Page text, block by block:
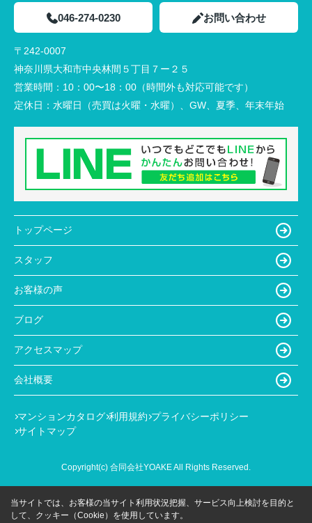
046-274-0230 お問い合わせ
〒242-0007
神奈川県大和市中央林間５丁目７ー２５
営業時間： 10：00〜18：00（時間外も対応可能です）
定休日： 水曜日（売買は火曜・水曜）、GW、夏季、年末年始
トップページ
スタッフ
お客様の声
ブログ
アクセスマップ
会社概要
マンションカタログ 利用規約 プライバシーポリシー
サイトマップ
Copyright(c) 合同会社YOAKE All Rights Reserved.
当サイトでは、お客様の当サイト利用状況把握、サービス向上検討を目的と
して、クッキー（Cookie）を使用しています。